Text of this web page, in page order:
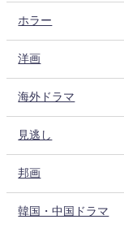
ホラー
洋画
海外ドラマ
見逃し
邦画
韓国・中国ドラマ